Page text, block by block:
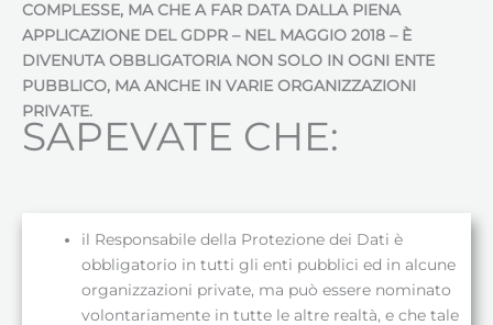
COMPLESSE, MA CHE A FAR DATA DALLA PIENA
APPLICAZIONE DEL GDPR – NEL MAGGIO 2018 – È
DIVENUTA OBBLIGATORIA NON SOLO IN OGNI ENTE
PUBBLICO, MA ANCHE IN VARIE ORGANIZZAZIONI
PRIVATE.
SAPEVATE CHE:
il Responsabile della Protezione dei Dati è
obbligatorio in tutti gli enti pubblici ed in alcune
organizzazioni private, ma può essere nominato
volontariamente in tutte le altre realtà, e che tale